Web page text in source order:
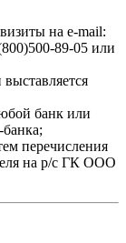
на e-mail:
89-05 или
банк или
перечисления
на р/с ГК ООО